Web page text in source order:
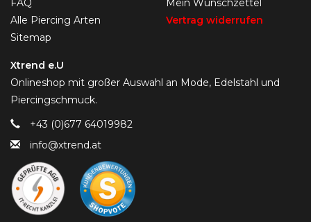
FAQ
Alle Piercing Arten
Sitemap
Mein Wunschzettel
Vertrag widerrufen
Xtrend e.U
Onlineshop mit großer Auswahl an Mode, Edelstahl und
Piercingschmuck.
+43 (0)677 64019982
info@xtrend.at